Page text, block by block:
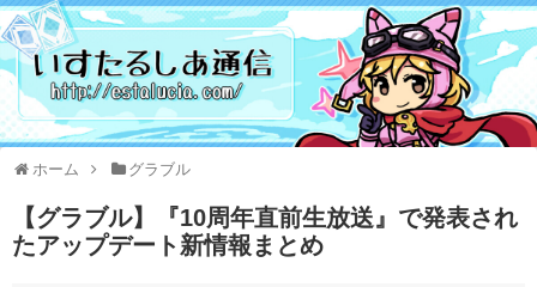
ホーム グラブル
【グラブル】『10周年直前生放送』で発表され
たアップデート新情報まとめ